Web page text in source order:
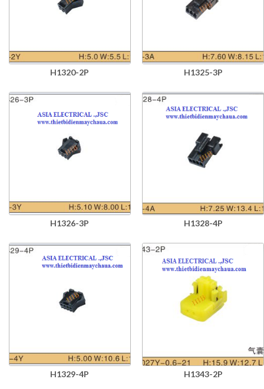
H1320-2P H1325-3P
H1326-3P H1328-4P
H1329-4P H1343-2P